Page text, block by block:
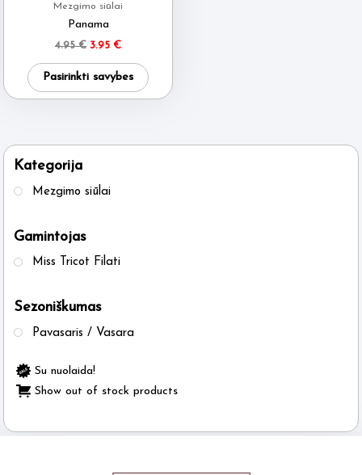
Kategorija
Mezgimo siūlai
Gamintojas
Miss Tricot Filati
Sezoniškumas
Pavasaris / Vasara
Su nuolaida!
Show out of stock products
Mezgimo siūlai
Panama
4.95€ Original
4.95 €.
3.95 €Current
3.95 €.
Pasirinkti savybes
product